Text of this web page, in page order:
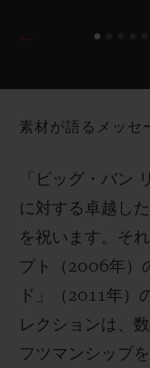
素材が語るメッセ
「ビッグ・バン
に対する卓越し
を祝います。そ
プト（2006年）
ド」（2011年）
レクションは、
フツマンシップ